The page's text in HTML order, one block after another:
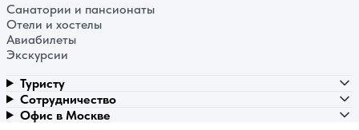
Санатории и пансионаты
Отели и хостелы
Авиабилеты
Экскурсии
Туристу
Сотрудничество
Офис в Москве